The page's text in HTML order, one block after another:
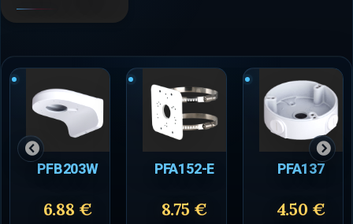
PFB203W
6.88 €
PFA152-E
8.75 €
PFA137
4.50 €